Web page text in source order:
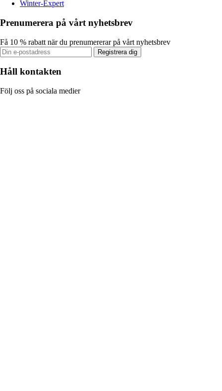
Winter-Expert
Prenumerera på vårt nyhetsbrev
Få 10 % rabatt när du prenumererar på vårt nyhetsbrev
Registrera dig
Håll kontakten
Följ oss på sociala medier